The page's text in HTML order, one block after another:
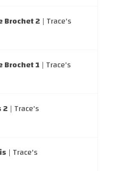
Brochet 2 | Trace's
Brochet 1 | Trace's
2 | Trace's
| Trace's